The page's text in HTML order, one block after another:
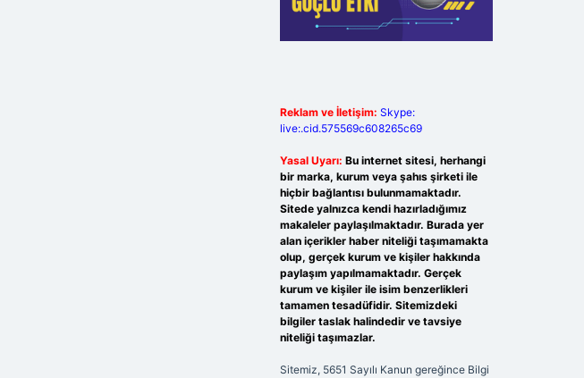
Reklam ve İletişim: Skype:
live:.cid.575569c608265c69
Yasal Uyarı: Bu internet sitesi, herhangi
bir marka, kurum veya şahıs şirketi ile
hiçbir bağlantısı bulunmamaktadır.
Sitede yalnızca kendi hazırladığımız
makaleler paylaşılmaktadır. Burada yer
alan içerikler haber niteliği taşımamakta
olup, gerçek kurum ve kişiler hakkında
paylaşım yapılmamaktadır. Gerçek
kurum ve kişiler ile isim benzerlikleri
tamamen tesadüfidir. Sitemizdeki
bilgiler taslak halindedir ve tavsiye
niteliği taşımazlar.
Sitemiz, 5651 Sayılı Kanun gereğince Bilgi